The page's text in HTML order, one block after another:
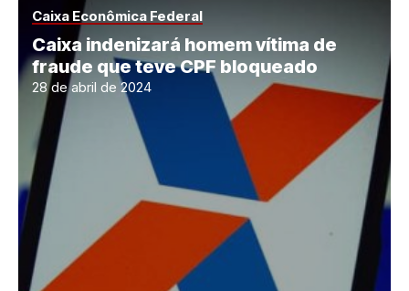
Caixa Econômica Federal
Caixa indenizará homem vítima de
fraude que teve CPF bloqueado
28 de abril de 2024